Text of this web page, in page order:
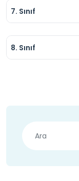
7. Sınıf
8. Sınıf